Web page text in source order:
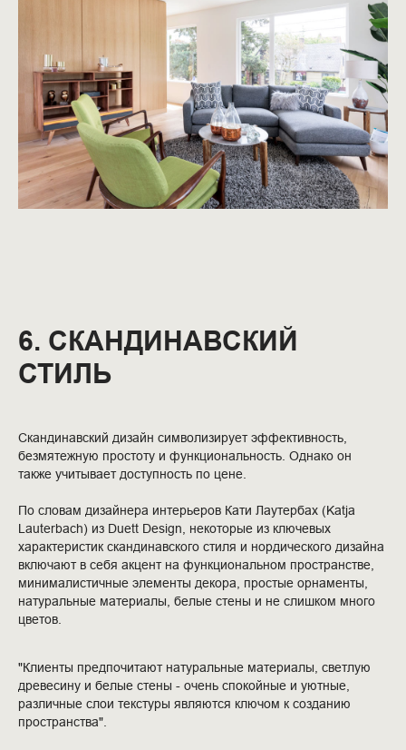
6. СКАНДИНАВСКИЙ
СТИЛЬ
Скандинавский дизайн символизирует эффективность,
безмятежную простоту и функциональность. Однако он
также учитывает доступность по цене.
По словам дизайнера интерьеров Кати Лаутербах (Katja
Lauterbach) из Duett Design, некоторые из ключевых
характеристик скандинавского стиля и нордического дизайна
включают в себя акцент на функциональном пространстве,
минималистичные элементы декора, простые орнаменты,
натуральные материалы, белые стены и не слишком много
цветов.
"Клиенты предпочитают натуральные материалы, светлую
древесину и белые стены - очень спокойные и уютные,
различные слои текстуры являются ключом к созданию
пространства".